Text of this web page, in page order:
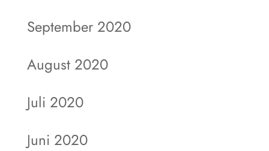
September 2020
August 2020
Juli 2020
Juni 2020